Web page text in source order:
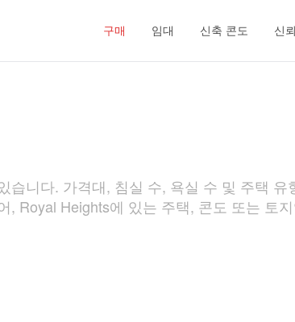
구매 임대 신축 콘도 신
니다. 가격대, 침실 수, 욕실 수 및 주택
Royal Heights에 있는 주택, 콘도 또는 토